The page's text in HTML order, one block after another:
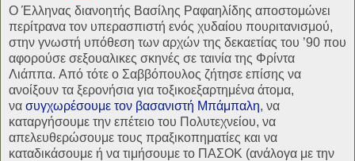
O Έλληνας διανοητής Βασίλης Ραφαηλίδης αποστομώνει
περίτρανα τον υπερασπιστή ενός χυδαίου πουριτανισμού,
στην γνωστή υπόθεση των αρχών της δεκαετίας του ’90 που
αφορούσε σεξουαλικες σκηνές σε ταινία της Φρίντα
Λιάππα. Από τότε ο Σαββόπουλος ζήτησε επίσης να
ανοίξουν τα ξερονήσια για τοξικοεξαρτημένα άτομα,
να συγχωρέσουμε τον βασανιστή Μπάμπαλη, να
καταργήσουμε την επέτειο του Πολυτεχνείου, να
απελευθερώσουμε τους πραξικοπηματίες και να
καταδικάσουμε ή να τιμήσουμε το ΠΑΣΟΚ (ανάλογα με την